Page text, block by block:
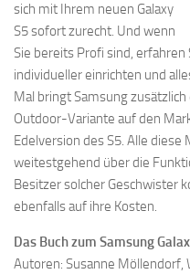
sich mit Ihrem neuen Galaxy
S5 sofort zurecht. Und wenn
Sie bereits Profi sind, erfahren
individueller einrichten und
Mal bringt Samsung
Outdoor-Variante auf den
Edelversion des S5. Alle
weitestgehend über die
Besitzer solcher Geschwister
ebenfalls auf ihre Kosten.
Das Buch zum Samsung
Autoren: Susanne Möllendorf,